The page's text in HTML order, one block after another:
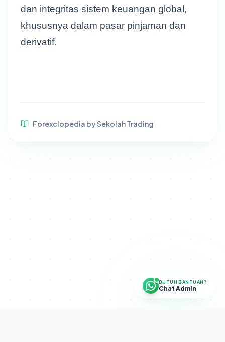
dan integritas sistem keuangan global,
khususnya dalam pasar pinjaman dan
derivatif.
Forexclopedia by Sekolah Trading
BUTUH BANTUAN?
Chat Admin